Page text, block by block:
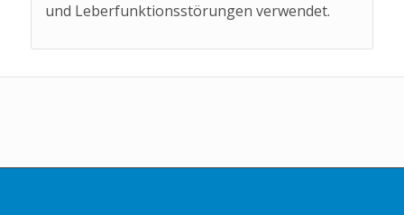
und Leberfunktionsstörungen verwendet.